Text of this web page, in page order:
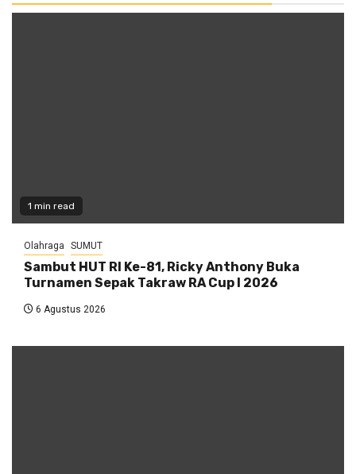
1 min read
Olahraga SUMUT
Sambut HUT RI Ke-81, Ricky Anthony Buka
Turnamen Sepak Takraw RA Cup I 2026
6 Agustus 2026